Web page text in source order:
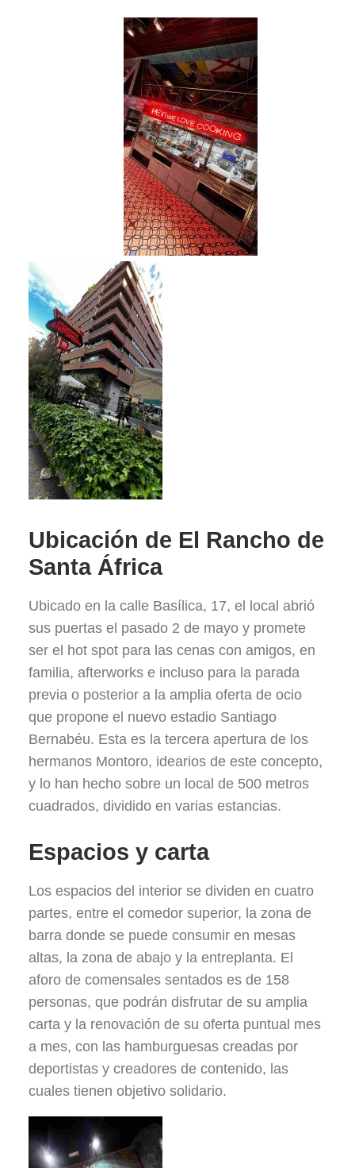
Ubicación de El Rancho de
Santa África
Ubicado en la calle Basílica, 17, el local abrió
sus puertas el pasado 2 de mayo y promete
ser el hot spot para las cenas con amigos, en
familia, afterworks e incluso para la parada
previa o posterior a la amplia oferta de ocio
que propone el nuevo estadio Santiago
Bernabéu. Esta es la tercera apertura de los
hermanos Montoro, idearios de este concepto,
y lo han hecho sobre un local de 500 metros
cuadrados, dividido en varias estancias.
Espacios y carta
Los espacios del interior se dividen en cuatro
partes, entre el comedor superior, la zona de
barra donde se puede consumir en mesas
altas, la zona de abajo y la entreplanta. El
aforo de comensales sentados es de 158
personas, que podrán disfrutar de su amplia
carta y la renovación de su oferta puntual mes
a mes, con las hamburguesas creadas por
deportistas y creadores de contenido, las
cuales tienen objetivo solidario.